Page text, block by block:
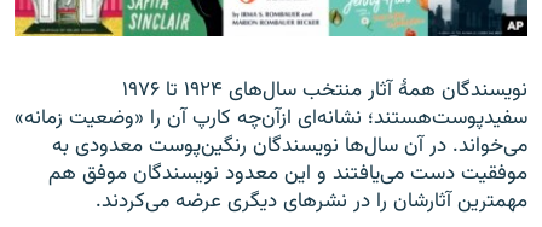
نویسندگان همهٔ آثار منتخب سال‌های ۱۹۲۴ تا ۱۹۷۶
سفیدپوست‌هستند؛ نشانه‌ای ازآن‌چه کارپ آن را «وضعیت زمانه»
می‌خواند. در آن سال‌ها نویسندگان رنگین‌پوست معدودی به
موفقیت دست می‌یافتند و این معدود نویسندگان موفق هم
مهمترین آثارشان را در نشرهای دیگری عرضه می‌کردند.